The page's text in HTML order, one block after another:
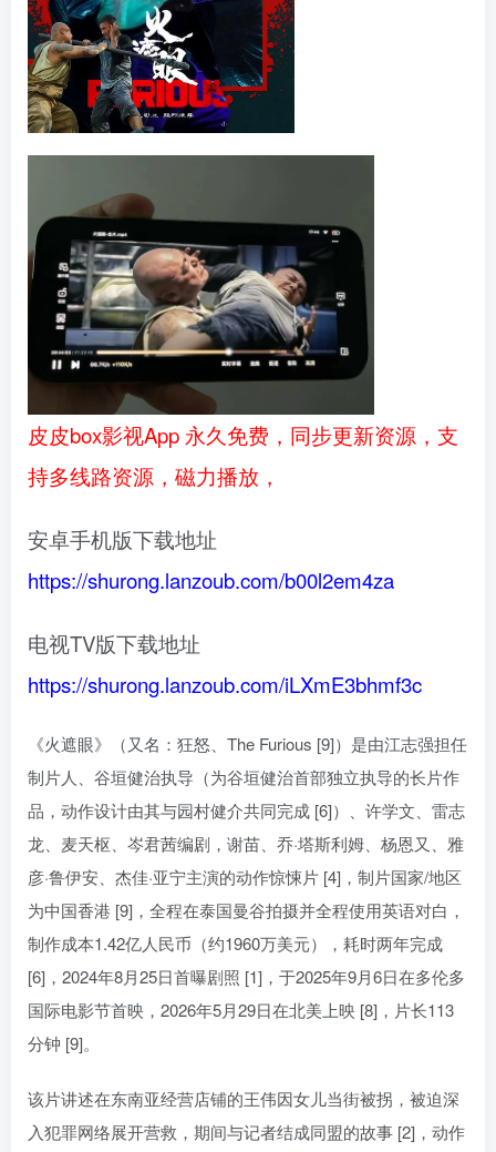
皮皮box影视App 永久免费，同步更新资源，支
持多线路资源，磁力播放，
安卓手机版下载地址
https://shurong.lanzoub.com/b00l2em4za
电视TV版下载地址
https://shurong.lanzoub.com/iLXmE3bhmf3c
《火遮眼》（又名：狂怒、The Furious [9]）是由江志强担任
制片人、谷垣健治执导（为谷垣健治首部独立执导的长片作
品，动作设计由其与园村健介共同完成 [6]）、许学文、雷志
龙、麦天枢、岑君茜编剧，谢苗、乔·塔斯利姆、杨恩又、雅
彦·鲁伊安、杰佳·亚宁主演的动作惊悚片 [4]，制片国家/地区
为中国香港 [9]，全程在泰国曼谷拍摄并全程使用英语对白，
制作成本1.42亿人民币（约1960万美元），耗时两年完成
[6]，2024年8月25日首曝剧照 [1]，于2025年9月6日在多伦多
国际电影节首映，2026年5月29日在北美上映 [8]，片长113
分钟 [9]。
该片讲述在东南亚经营店铺的王伟因女儿当街被拐，被迫深
入犯罪网络展开营救，期间与记者结成同盟的故事 [2]，动作